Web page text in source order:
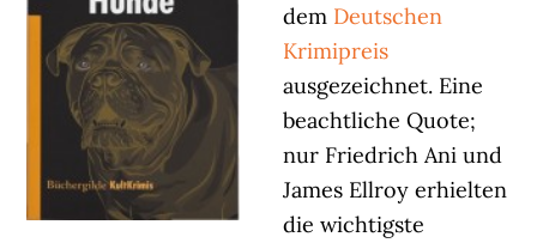
dem Deutschen
Krimipreis
ausgezeichnet. Eine
beachtliche Quote;
nur Friedrich Ani und
James Ellroy erhielten
die wichtigste